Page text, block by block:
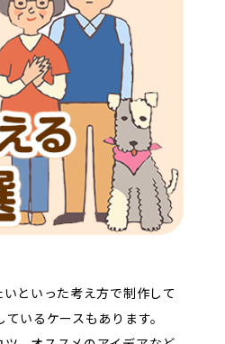
といった考え方で制作して
いるケースもあります。